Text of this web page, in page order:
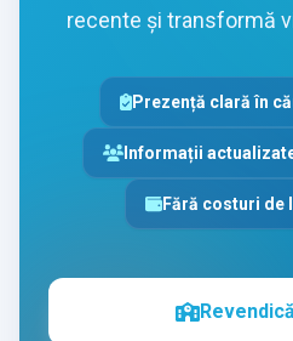
recente și transformă
Prezență clară în
Informații
Fără costuri de